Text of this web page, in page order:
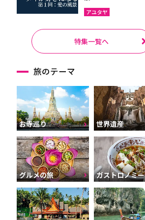
アユタヤ
特集一覧へ
旅のテーマ
お寺巡り 世界遺産
グルメの旅 ガストロノミー